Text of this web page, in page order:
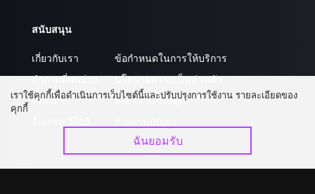
สนับสนุน
เกี่ยวกับเรา
คำถามที่พบบ่อย
ติดต่อเรา
ข้อกำหนดในการให้บริการ
นโยบายความเป็นส่วนตัว
ส่งผลงานของคุณ
เราใช้คุกกี้เพื่อดำเนินการเว็บไซต์นี้และปรับปรุงการใช้งาน รายละเอียดของ
คุกกี้
ฉันยอมรับ